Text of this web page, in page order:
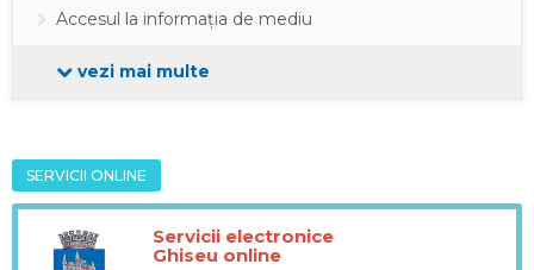
Accesul la informația de mediu
vezi mai multe
SERVICII ONLINE
Servicii electronice
Ghiseu online